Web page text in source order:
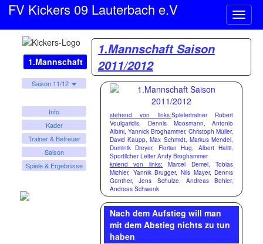
ein-/
FV Kickers 09 Lauterbach e.V
1.Mannschaft
Saison 11/12
Info
Kader
Trainer & Betreuer
Saison
Spiele & Ergebnisse
1.Mannschaft Saison
2011/2012
stehend von links:Spielertrainer Robert
Voulgaridis, Dennis Moosmann, Antonio
Albini, Yannick Broghammer, Christoph Müller,
David Kaupp, Max Schmidt, Markus Mendel,
Dominik Dreyer, Florian Hug, Albert Haliti,
Sportlicher Leiter Andy Broghammer
kniend von links: Marcel Demel, Tobias
Michler, Yannik Brugger, Nils Mayer, Dennis
Günther, Jens Schulze, Andreas Bühler,
Andreas Schwenk
Nach dem Aufstieg will man
mit dem Abstieg nichts zu tun
haben